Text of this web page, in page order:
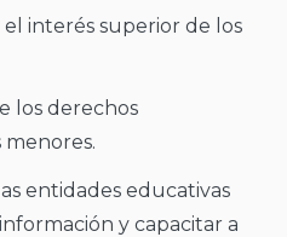
interés superior de los
los derechos
entidades educativas
y capacitar a